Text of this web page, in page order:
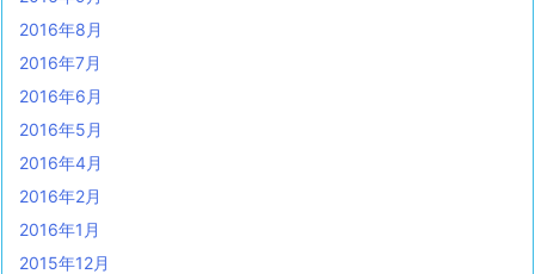
2016年8月
2016年7月
2016年6月
2016年5月
2016年4月
2016年2月
2016年1月
2015年12月